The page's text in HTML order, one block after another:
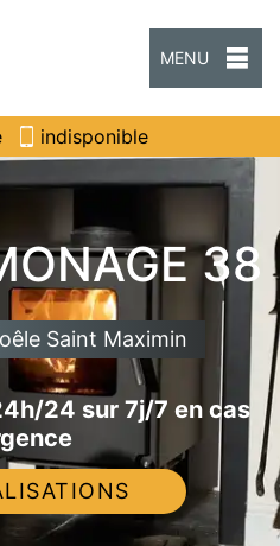
MENU
indisponible
38
Saint Maximin
24 sur 7j/7 en cas